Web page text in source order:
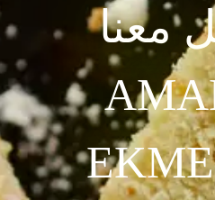
معنا